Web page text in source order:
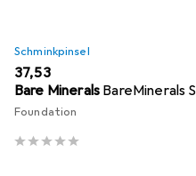
Schminkpinsel
EUR
37,53
Bare Minerals BareMinerals
Foundation